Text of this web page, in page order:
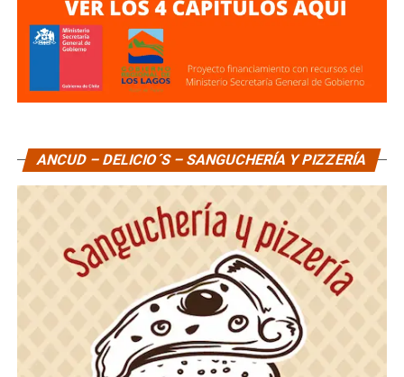
ANCUD – DELICIO´S – SANGUCHERÍA Y PIZZERÍA